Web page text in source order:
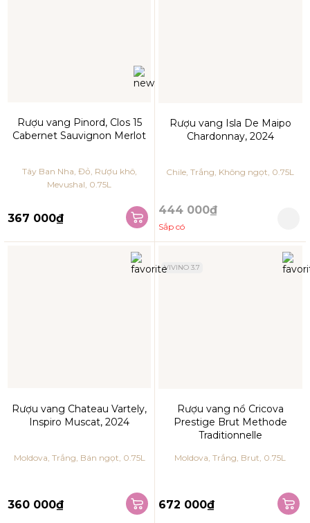
Rượu vang Pinord, Clos 15
Cabernet Sauvignon Merlot
Tây Ban Nha, Đỏ, Rượu khô,
Mevushal, 0.75L
367 000₫
Rượu vang Isla De Maipo
Chardonnay, 2024
Chile, Trắng, Không ngọt, 0.75L
444 000₫
Sắp có
Rượu vang Chateau Vartely,
Inspiro Muscat, 2024
Moldova, Trắng, Bán ngọt, 0.75L
360 000₫
VIVINO 3.7
Rượu vang nổ Cricova
Prestige Brut Methode
Traditionnelle
Moldova, Trắng, Brut, 0.75L
672 000₫